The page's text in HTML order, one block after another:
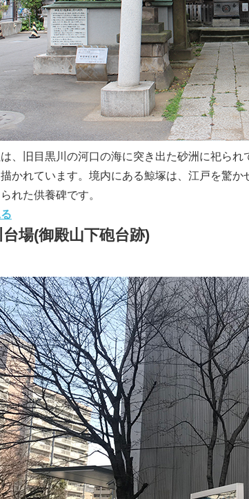
、旧目黒川の河口の海に突き出た砂洲に祀ら
かれています。境内にある鯨塚は、江戸を驚
られた供養碑です。
場(御殿山下砲台跡)